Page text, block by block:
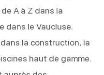
A à Z dans la
dans le Vaucluse.
la construction, la
haut de gamme.